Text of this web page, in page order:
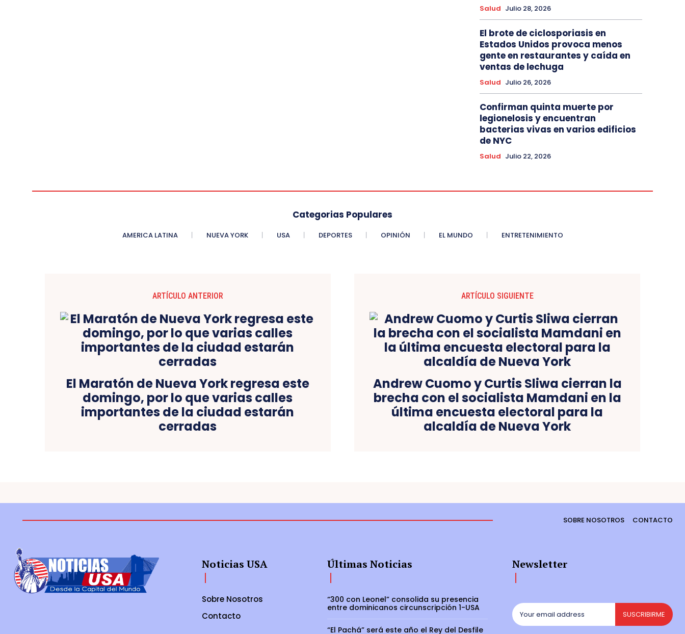
Salud Julio 28, 2026
El brote de ciclosporiasis en
Estados Unidos provoca menos
gente en restaurantes y caída en
ventas de lechuga
Salud Julio 26, 2026
Confirman quinta muerte por
legionelosis y encuentran
bacterias vivas en varios edificios
de NYC
Salud Julio 22, 2026
Categorias Populares
AMERICA LATINA NUEVA YORK USA DEPORTES OPINIÓN EL MUNDO ENTRETENIMIENTO
ARTÍCULO ANTERIOR
El Maratón de Nueva York regresa este
domingo, por lo que varias calles
importantes de la ciudad estarán
cerradas
ARTÍCULO SIGUIENTE
Andrew Cuomo y Curtis Sliwa cierran la
brecha con el socialista Mamdani en la
última encuesta electoral para la
alcaldía de Nueva York
SOBRE NOSOTROS CONTACTO
Noticias USA
Sobre Nosotros
Contacto
Últimas Noticias
“300 con Leonel” consolida su presencia
entre dominicanos circunscripción 1-USA
“El Pachá” será este año el Rey del Desfile
Newsletter
SUSCRIBIRME